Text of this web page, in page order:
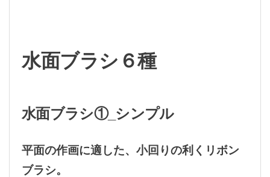
水面ブラシ６種
水面ブラシ①_シンプル
平面の作画に適した、小回りの利くリボン
ブラシ。